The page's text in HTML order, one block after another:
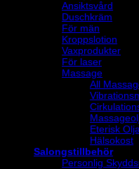
Ansiktsvård
Duschkräm
För män
Kroppslotion
Vaxprodukter
För laser
Massage
All
Eterisk Olja
Hälsokost
Salongstillbehör
Personlig